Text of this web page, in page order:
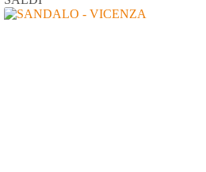
opzioni
possono